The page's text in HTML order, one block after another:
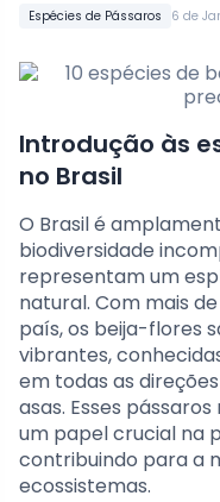
Espécies de Pássaros 6 de
Introdução às
no Brasil
O Brasil é
biodiversidade
representam um
natural. Com mais
país, os beija-flores
vibrantes,
em todas as
asas. Esses
um papel crucial na
contribuindo para a
ecossistemas.